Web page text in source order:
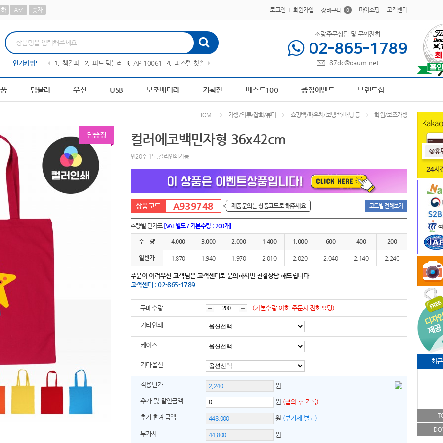
하 A-Z 숫자 로그인 회원가입 장바구니 0 마이쇼핑 고객센터
인기키워드
10 AP-100048 1 책갈피 2 피트 텀블러 3 AP-100616 4 파스텔 칫솔 5 AP-1002098 담요 9 AP-100364 AP-1000481
소량주문상담 및 문의전화
02-865-1789
87dc@daum.net
텀블러 우산 USB 보조배터리 기획전 베스트100 증정이벤트 브랜드샵
최
HOME 가방/의류/잡화/뷰티 쇼핑백/파우치/보냉백/배낭 등 학원/보조가방
덤증정 컬러에코백민자형 36x42cm
면20수 1도,칼라인쇄가능
A939748 제품문의는 상품코드로 해주세요 코드별 전체보기
수량별 단가표 [VAT별도 / 기본수량 : 200개]
수 량 4,000 3,000 2,000 1,400 1,000 600 400 200
일반가 1,870 1,940 1,970 2,010 2,020 2,040 2,140 2,240
주문이 어려우신 고객님은 고객센터로 문의하시면 친절상담 해드립니다.
고객센터 : 02-865-1789
구매수량
감
소
증
가
(기본수량 이하 주문시 전화요망)
기타인쇄
케이스
기타옵션
적용단가 원
추가 및 할인금액 원 (협의 후 기록)
추가 합계금액 원 (부가세 별도)
부가세 원